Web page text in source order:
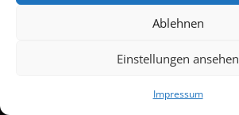
Ablehnen
Einstellungen ansehen
Impres­sum